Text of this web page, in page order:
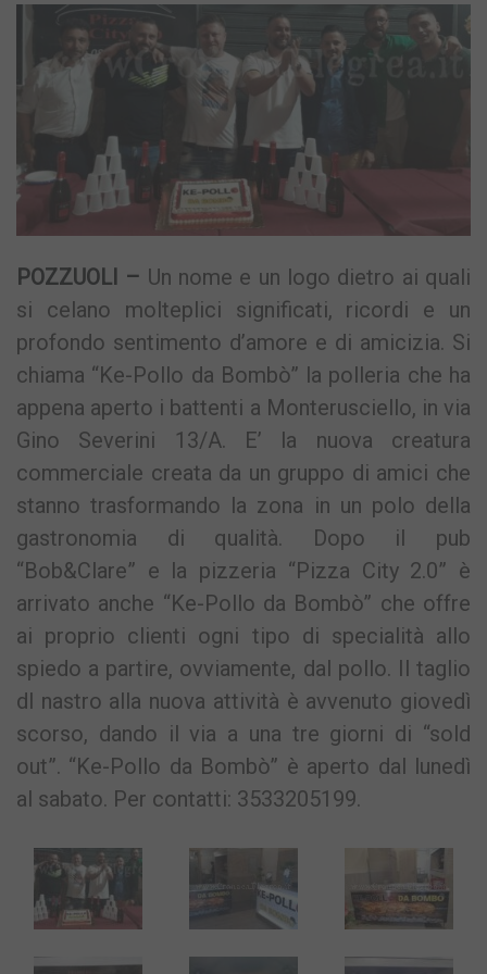
POZZUOLI – Un nome e un logo dietro ai quali
si celano molteplici significati, ricordi e un
profondo sentimento d’amore e di amicizia. Si
chiama “Ke-Pollo da Bombò” la polleria che ha
appena aperto i battenti a Monterusciello, in via
Gino Severini 13/A. E’ la nuova creatura
commerciale creata da un gruppo di amici che
stanno trasformando la zona in un polo della
gastronomia di qualità. Dopo il pub
“Bob&Clare” e la pizzeria “Pizza City 2.0” è
arrivato anche “Ke-Pollo da Bombò” che offre
ai proprio clienti ogni tipo di specialità allo
spiedo a partire, ovviamente, dal pollo. Il taglio
dl nastro alla nuova attività è avvenuto giovedì
scorso, dando il via a una tre giorni di “sold
out”. “Ke-Pollo da Bombò” è aperto dal lunedì
al sabato. Per contatti: 3533205199.